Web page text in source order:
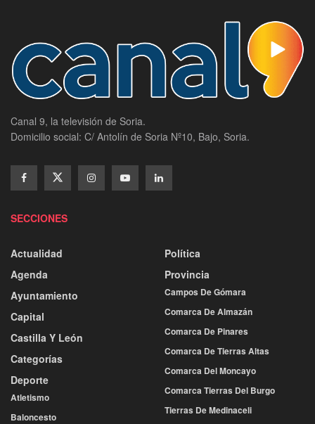
Canal 9, la televisión de Soria.
Domicilio social: C/ Antolín de Soria Nº10, Bajo, Soria.
SECCIONES
Actualidad
Agenda
Ayuntamiento
Capital
Castilla Y León
Categorías
Deporte
Atletismo
Baloncesto
Política
Provincia
Campos De Gómara
Comarca De Almazán
Comarca De Pinares
Comarca De Tierras Altas
Comarca Del Moncayo
Comarca Tierras Del Burgo
Tierras De Medinaceli